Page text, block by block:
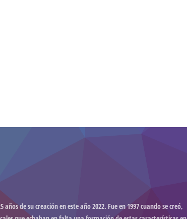
años de su creación en este año 2022. Fue en 1997 cuando se creó,